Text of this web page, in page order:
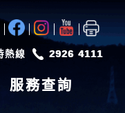
熱線 2926 4111
服務查詢